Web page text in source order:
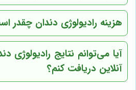
هزینه رادیولوژی دندان چقدر
آیا می‌توانم نتایج رادیولوژی
آنلاین دریافت کنم؟